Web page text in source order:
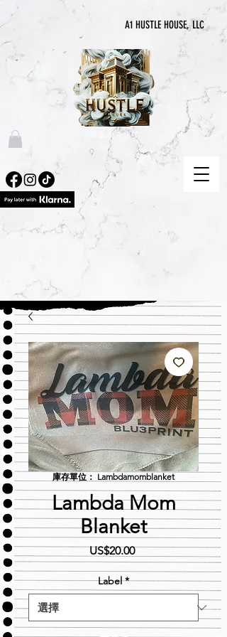
A1 HUSTLE HOUSE, LLC
“喧囂永無止境”
庫存單位： Lambdamomblanket
Lambda Mom
Blanket
US$20.00價
格
Label *